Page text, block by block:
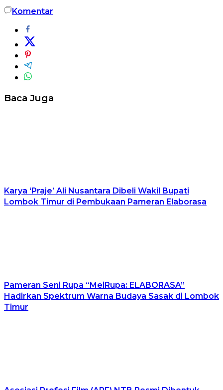
Komentar
Baca Juga
Karya ‘Praje’ Ali Nusantara Dibeli Wakil Bupati
Lombok Timur di Pembukaan Pameran Elaborasa
Pameran Seni Rupa “MeiRupa: ELABORASA”
Hadirkan Spektrum Warna Budaya Sasak di Lombok
Timur